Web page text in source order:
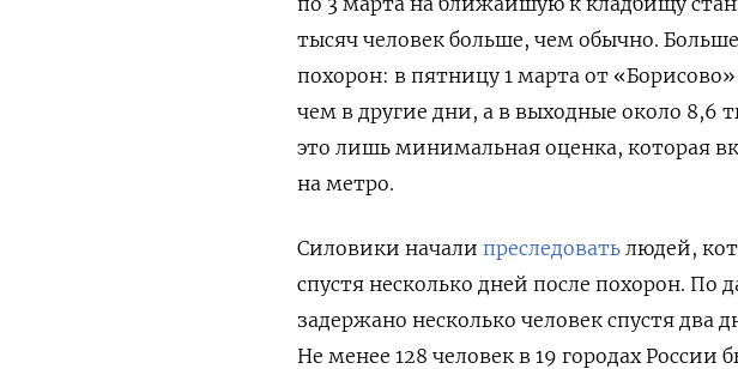
тысяч человек больше, чем обычно.
похорон: в пятницу 1 марта от
чем в другие дни, а в выходные около 8,6
это лишь минимальная оценка, которая
на метро.
Силовики начали преследовать людей,
спустя несколько дней после похорон.
задержано несколько человек спустя два
Не менее 128 человек в 19 городах